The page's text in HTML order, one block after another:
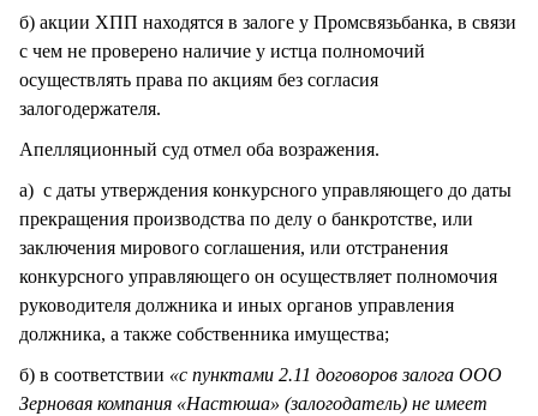
б) акции ХПП находятся в залоге у Промсвязьбанка, в связи
с чем не проверено наличие у истца полномочий
осуществлять права по акциям без согласия
залогодержателя.
Апелляционный суд отмел оба возражения.
а) с даты утверждения конкурсного управляющего до даты
прекращения производства по делу о банкротстве, или
заключения мирового соглашения, или отстранения
конкурсного управляющего он осуществляет полномочия
руководителя должника и иных органов управления
должника, а также собственника имущества;
б) в соответствии «с пунктами 2.11 договоров залога ООО
Зерновая компания «Настюша» (залогодатель) не имеет